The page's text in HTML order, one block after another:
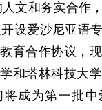
人文和务实合作
设爱沙尼亚语
育合作协议，
和塔林科技大
将成为第一批